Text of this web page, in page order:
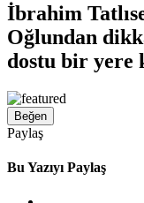
İbrahim
Oğlundan
dostu bir yere
Beğen
Paylaş
Bu Yazıyı Paylaş